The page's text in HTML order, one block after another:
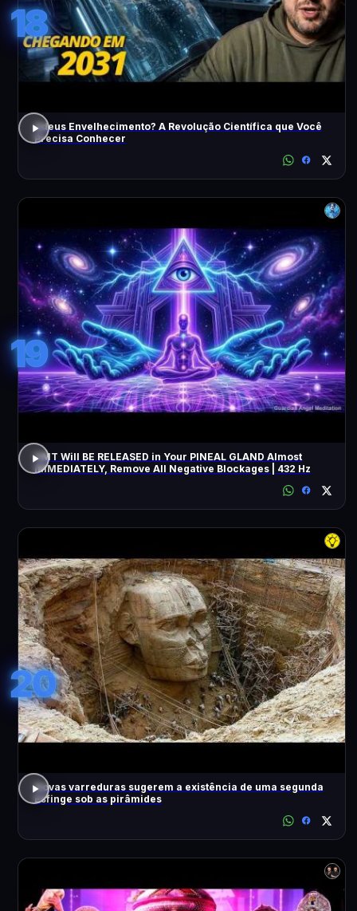
18
Adeus Envelhecimento? A Revolução Científica que Você
Precisa Conhecer
19
DMT Will BE RELEASED in Your PINEAL GLAND Almost
IMMEDIATELY, Remove All Negative Blockages | 432 Hz
20
Novas varreduras sugerem a existência de uma segunda
Esfinge sob as pirâmides